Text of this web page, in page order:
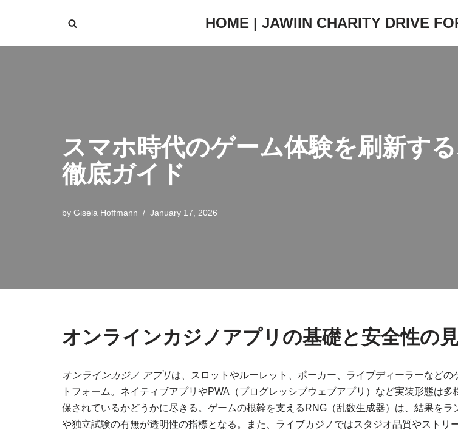
HOME | JAWIIN CHARITY DRIVE
スマホ時代のゲーム体験を刷新す
徹底ガイド
by Gisela Hoffmann January 17, 2026
オンラインカジノアプリの基礎と安全性の
オンラインカジノ アプリは、スロットやルーレット、ポーカー、ライブディーラーなど
トフォーム。ネイティブアプリやPWA（プログレッシブウェブアプリ）など実装形態は
保されているかどうかに尽きる。ゲームの根幹を支えるRNG（乱数生成器）は、結果を
や独立試験の有無が透明性の指標となる。また、ライブカジノではスタジオ品質やスト